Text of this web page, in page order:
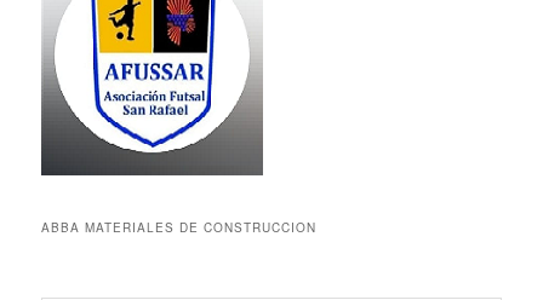
ABBA MATERIALES DE CONSTRUCCION